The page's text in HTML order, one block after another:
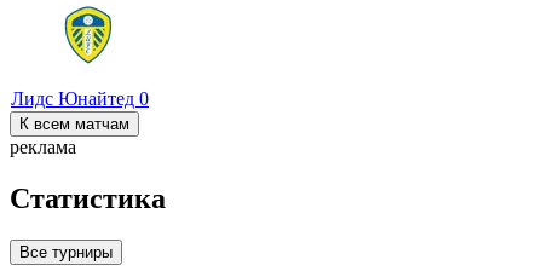
Лидс Юнайтед 0
К всем матчам
реклама
Статистика
Все турниры